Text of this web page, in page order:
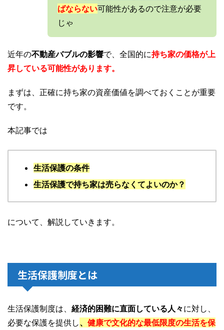
ばならない可能性があるので注意が必要
じゃ
近年の不動産バブルの影響で、全国的に持ち家の価格が上
昇している可能性があります。
まずは、正確に持ち家の資産価値を調べておくことが重要
です。
本記事では
生活保護の条件
生活保護で持ち家は売らなくてよいのか？
について、解説していきます。
生活保護制度とは
生活保護制度は、 経済的困難に直面している人々に対し、
必要な保護を提供し、 健康で文化的な最低限度の生活を保